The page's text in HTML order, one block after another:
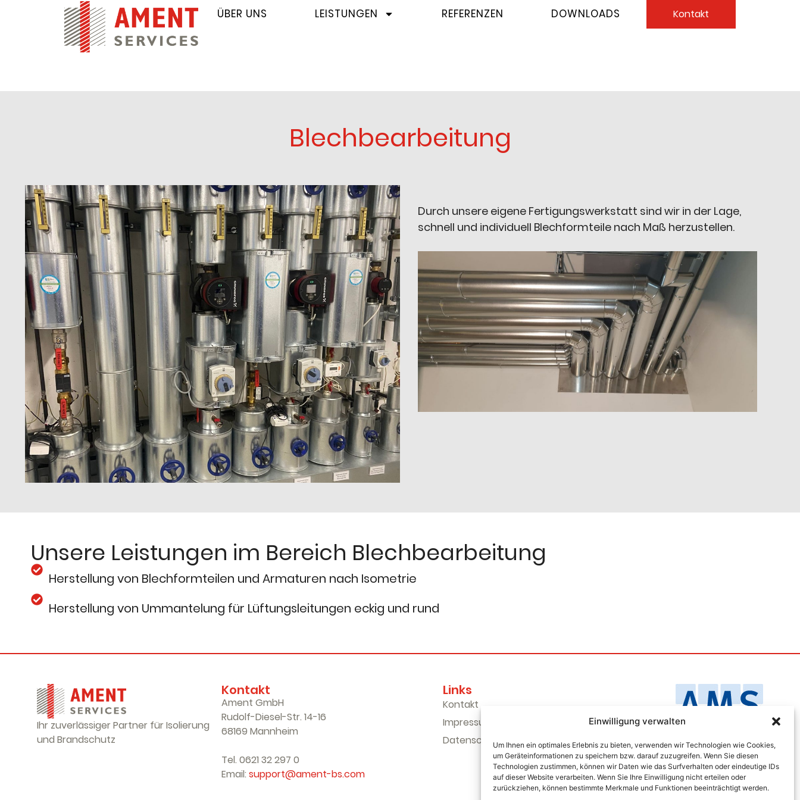
Einwilligung verwalten
Um Ihnen ein optimales Erlebnis zu bieten, verwenden wir Technologien wie Cookies,
um Geräteinformationen zu speichern bzw. darauf zuzugreifen. Wenn Sie diesen
Technologien zustimmen, können wir Daten wie das Surfverhalten oder eindeutige IDs
auf dieser Website verarbeiten. Wenn Sie Ihre Einwilligung nicht erteilen oder
zurückziehen, können bestimmte Merkmale und Funktionen beeinträchtigt werden.
ÜBER UNS LEISTUNGEN REFERENZEN DOWNLOADS Kontakt
Blechbearbeitung
Durch unsere eigene Fertigungswerkstatt sind wir in der Lage,
schnell und individuell Blechformteile nach Maß herzustellen.
Unsere Leistungen im Bereich Blechbearbeitung
Herstellung von Blechformteilen und Armaturen nach Isometrie
Herstellung von Ummantelung für Lüftungsleitungen eckig und rund
Ihr zuverlässiger Partner für Isolierung
und Brandschutz
Kontakt
Ament GmbH
Rudolf-Diesel-Str. 14-16
68169 Mannheim
Tel. 0621 32 297 0
Email: support@ament-bs.com
Links
Kontakt
Impressum
Datenschutz